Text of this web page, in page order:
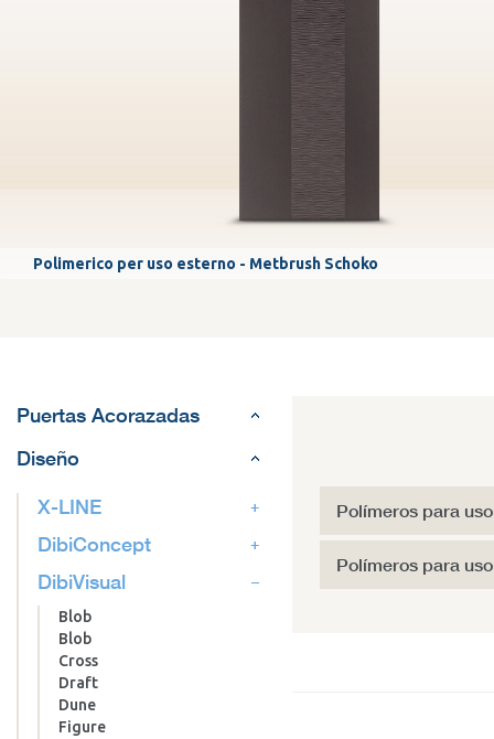
Polimerico per uso esterno - Metbrush Schoko
Puertas Acorazadas
Diseño
X-LINE
DibiConcept
DibiVisual
Blob
Blob
Cross
Draft
Dune
Figure
Polímeros para
Polímeros para